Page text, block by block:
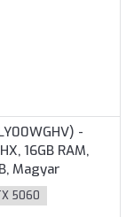
-
16GB RAM,
Magyar
év garancia,
5060